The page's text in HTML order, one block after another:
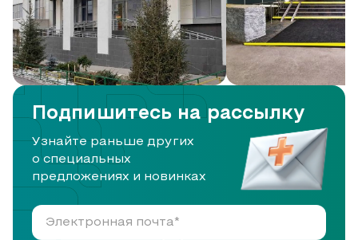
Подпишитесь на рассылку
Узнайте раньше других
о специальных
предложениях и новинках